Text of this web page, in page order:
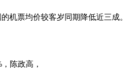
机票均价较客岁同期降低近三成。
陈政高，